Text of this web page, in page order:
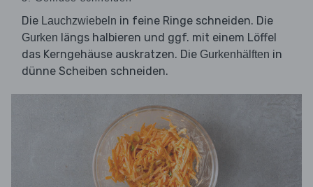
Die Lauchzwiebeln in feine Ringe schneiden. Die
Gurken längs halbieren und ggf. mit einem Löffel
das Kerngehäuse auskratzen. Die Gurkenhälften in
dünne Scheiben schneiden.